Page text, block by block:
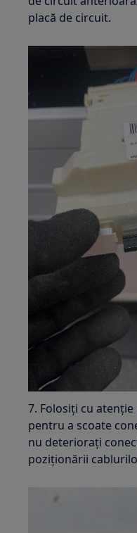
placă de circuit.
7. Folosiți cu
pentru a scoate
nu deteriorați
poziționării